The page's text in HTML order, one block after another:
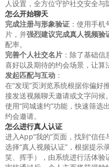
人设置，全方位守护社交安全与
怎么开始聊天
完成注册与形象验证 ：使用手
片，并强烈建议完成真人视频验
配率。
完善个人社交名片 ：除了基础
喜好以及期待的约会场景，让算
发起匹配与互动 ：
在“发现”页浏览系统根据你偏好
接发送视频聊天邀请或文字问候。
使用“同城速约”功能，快速筛选
约会邀请。
怎么进行真人认证
进入App“我的”页面，找到“信任
选择“真人视频认证”，根据提示
笑、挥手），由系统进行活体验